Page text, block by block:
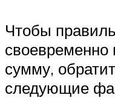
Чтобы
своевременно
сумму,
следующие